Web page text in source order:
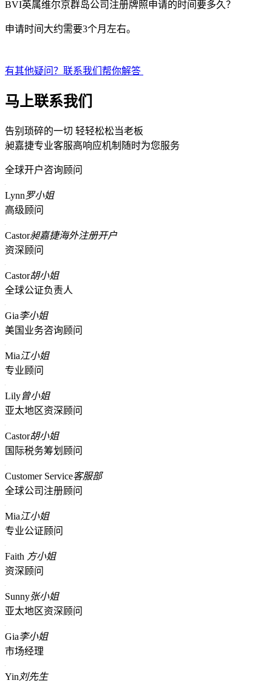
BVI英属维尔京群岛公司注册牌照申请的时间要多久？
申请时间大约需要3个月左右。
有其他疑问？联系我们帮你解答
马上联系我们
告别琐碎的一切 轻轻松松当老板
昶嘉捷专业客服高响应机制随时为您服务
全球开户咨询顾问
Lynn罗小姐
高级顾问
Castor昶嘉捷海外注册开户
资深顾问
Castor胡小姐
全球公证负责人
Gia李小姐
美国业务咨询顾问
Mia江小姐
专业顾问
Lily曾小姐
亚太地区资深顾问
Castor胡小姐
国际税务筹划顾问
Customer Service客服部
全球公司注册顾问
Mia江小姐
专业公证顾问
Faith 方小姐
资深顾问
Sunny张小姐
亚太地区资深顾问
Gia李小姐
市场经理
Yin 刘先生